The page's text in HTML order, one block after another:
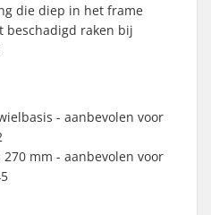
die diep in het frame
beschadigd raken bij
- aanbevolen voor
mm - aanbevolen voor